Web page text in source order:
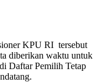
KPU RI tersebut
diberikan waktu untuk
Daftar Pemilih Tetap